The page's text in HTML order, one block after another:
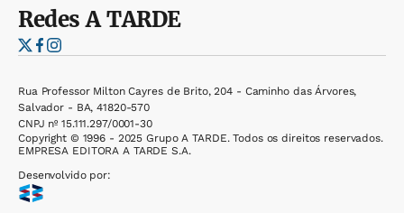
RedesA TARDE
Rua Professor Milton Cayres de Brito, 204 - Caminho das Árvores,
Salvador - BA, 41820-570
CNPJ nº 15.111.297/0001-30
Copyright © 1996 - 2025 Grupo A TARDE. Todos os direitos reservados.
EMPRESA EDITORA A TARDE S.A.
Desenvolvido por: